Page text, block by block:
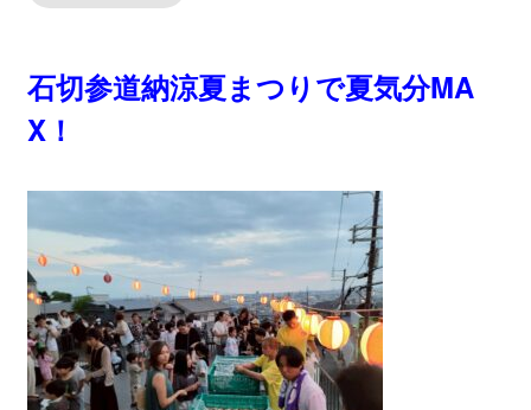
石切参道納涼夏まつりで夏気分MA
X！